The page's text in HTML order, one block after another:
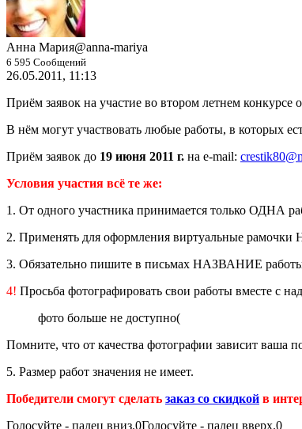
Анна Мария@anna-mariya
6 595 Сообщений
26.05.2011, 11:13
Приём заявок на участие во втором летнем
В нём могут участвовать любые работы, в которых
Приём заявок до 19 июня 2011 г. на e-mail:
Условия участия всё те же:
1. От одного участника принимается только ОДНА
2. Применять для оформления виртуальные рамочки
3. Обязательно пишите в письмах НАЗВАНИЕ работы
4! Просьба фотографировать свои работы вместе с
фото больше не доступно(
Помните, что от качества фотографии зависит ваша
5. Размер работ значения не имеет.
Победители смогут сделать заказ со скидкой в
Голосуйте - палец вниз.0Голосуйте - палец вверх.0